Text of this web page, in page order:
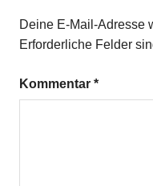
Deine E-Mail-Adresse
Erforderliche Felder
Kommentar *